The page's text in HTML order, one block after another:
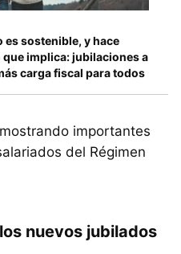
es sostenible, y hace
implica: jubilaciones a
carga fiscal para todos
importantes
del Régimen
nuevos jubilados